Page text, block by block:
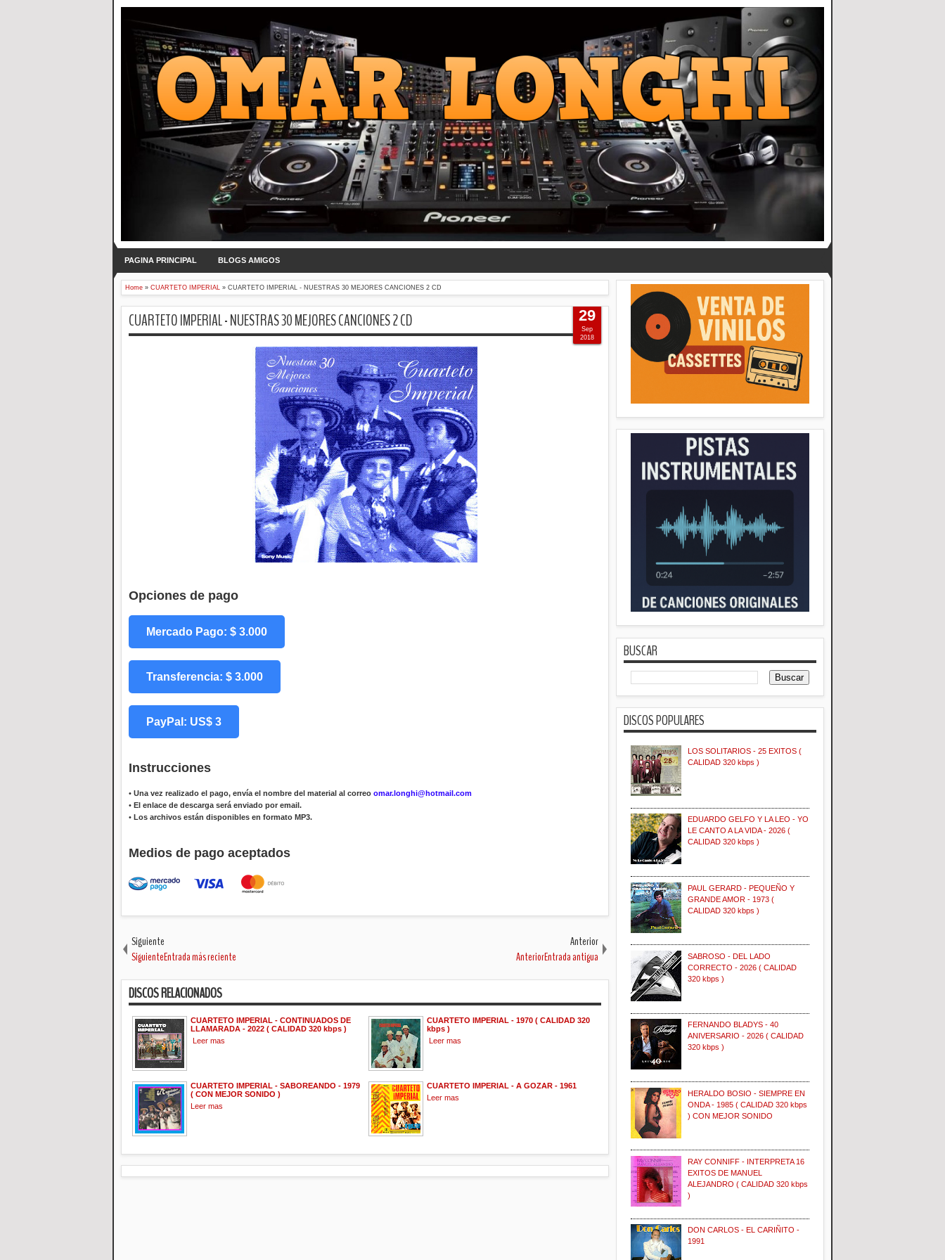
PAGINA PRINCIPAL BLOGS AMIGOS
Home » CUARTETO IMPERIAL » CUARTETO IMPERIAL - NUESTRAS 30 MEJORES CANCIONES 2 CD
CUARTETO IMPERIAL - NUESTRAS 30 MEJORES CANCIONES 2 CD
Opciones de pago
Mercado Pago: $ 3.000
Transferencia: $ 3.000
PayPal: US$ 3
Instrucciones
• Una vez realizado el pago, envía el nombre del material al correo omar.longhi@hotmail.com
• El enlace de descarga será enviado por email.
• Los archivos están disponibles en formato MP3.
Medios de pago aceptados
29
Sep
2018
Siguiente
SiguienteEntrada más reciente
Anterior
AnteriorEntrada antigua
DISCOS RELACIONADOS
CUARTETO IMPERIAL - CONTINUADOS DE
LLAMARADA - 2022 ( CALIDAD 320 kbps )
Leer mas
CUARTETO IMPERIAL - 1970 ( CALIDAD 320
kbps )
Leer mas
CUARTETO IMPERIAL - SABOREANDO - 1979
( CON MEJOR SONIDO )
Leer mas
CUARTETO IMPERIAL - A GOZAR - 1961
Leer mas
BUSCAR
DISCOS POPULARES
LOS SOLITARIOS - 25 EXITOS (
CALIDAD 320 kbps )
EDUARDO GELFO Y LA LEO - YO
LE CANTO A LA VIDA - 2026 (
CALIDAD 320 kbps )
PAUL GERARD - PEQUEÑO Y
GRANDE AMOR - 1973 (
CALIDAD 320 kbps )
SABROSO - DEL LADO
CORRECTO - 2026 ( CALIDAD
320 kbps )
FERNANDO BLADYS - 40
ANIVERSARIO - 2026 ( CALIDAD
320 kbps )
HERALDO BOSIO - SIEMPRE EN
ONDA - 1985 ( CALIDAD 320 kbps
) CON MEJOR SONIDO
RAY CONNIFF - INTERPRETA 16
EXITOS DE MANUEL
ALEJANDRO ( CALIDAD 320 kbps
)
DON CARLOS - EL CARIÑITO -
1991